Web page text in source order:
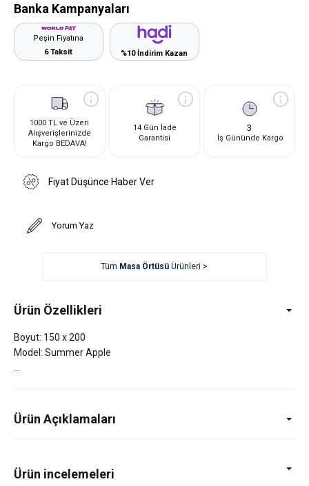
Banka Kampanyaları
Peşin Fiyatına
6 Taksit
%10 İndirim Kazan
1000 TL ve Üzeri
Alışverişlerinizde
Kargo BEDAVA!
14 Gün İade
Garantisi
3
İş Gününde Kargo
Fiyat Düşünce Haber Ver
Yorum Yaz
Tüm Masa Örtüsü Ürünleri >
Ürün Özellikleri
Boyut: 150 x 200
Model: Summer Apple
Ürün Açıklamaları